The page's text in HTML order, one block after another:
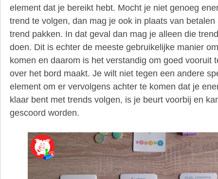
element dat je bereikt hebt. Mocht je niet genoeg
trend te volgen, dan mag je ook in plaats van
trend pakken. In dat geval dan mag je alleen die
doen. Dit is echter de meeste gebruikelijke manier
komen en daarom is het verstandig om goed vooruit
over het bord maakt. Je wilt niet tegen een andere
element om er vervolgens achter te komen dat je
klaar bent met trends volgen, is je beurt voorbij en
gescoord worden.